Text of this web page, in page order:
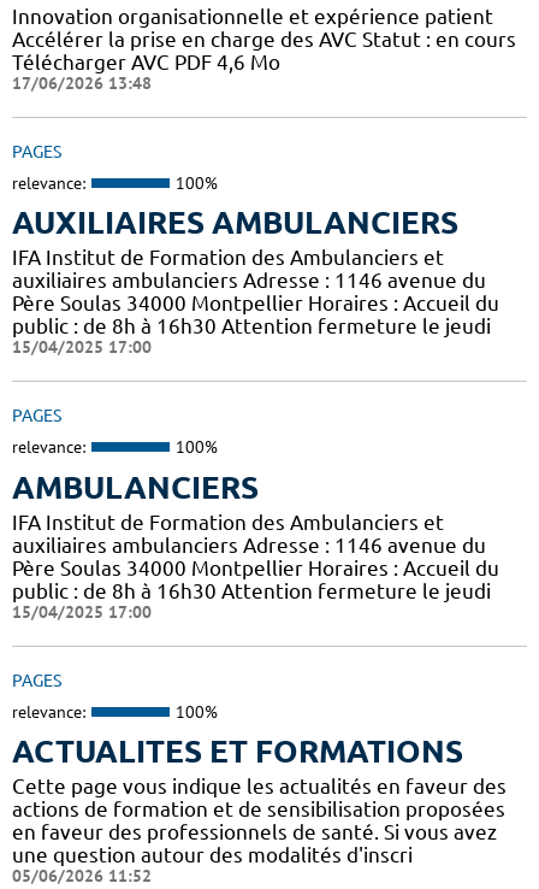
Innovation organisationnelle et expérience patient
Accélérer la prise en charge des AVC Statut : en cours
Télécharger AVC PDF 4,6 Mo
17/06/2026 13:48
PAGES
relevance: 100%
AUXILIAIRES AMBULANCIERS
IFA Institut de Formation des Ambulanciers et
auxiliaires ambulanciers Adresse : 1146 avenue du
Père Soulas 34000 Montpellier Horaires : Accueil du
public : de 8h à 16h30 Attention fermeture le jeudi
15/04/2025 17:00
PAGES
relevance: 100%
AMBULANCIERS
IFA Institut de Formation des Ambulanciers et
auxiliaires ambulanciers Adresse : 1146 avenue du
Père Soulas 34000 Montpellier Horaires : Accueil du
public : de 8h à 16h30 Attention fermeture le jeudi
15/04/2025 17:00
PAGES
relevance: 100%
ACTUALITES ET FORMATIONS
Cette page vous indique les actualités en faveur des
actions de formation et de sensibilisation proposées
en faveur des professionnels de santé. Si vous avez
une question autour des modalités d'inscri
05/06/2026 11:52